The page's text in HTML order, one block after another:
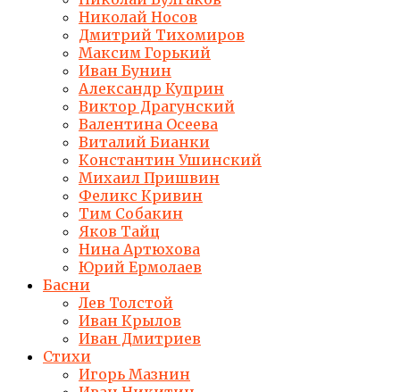
Николай Носов
Дмитрий Тихомиров
Максим Горький
Иван Бунин
Александр Куприн
Виктор Драгунский
Валентина Осеева
Виталий Бианки
Константин Ушинский
Михаил Пришвин
Феликс Кривин
Тим Собакин
Яков Тайц
Нина Артюхова
Юрий Ермолаев
Басни
Лев Толстой
Иван Крылов
Иван Дмитриев
Стихи
Игорь Мазнин